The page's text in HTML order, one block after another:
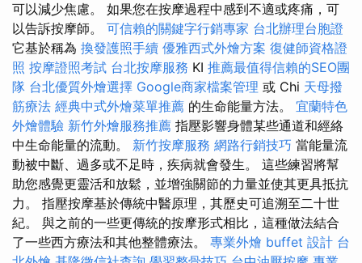
可以減少焦慮。 如果您在按摩過程中感到不適或疼痛，可
以告訴按摩師。 可信賴的關鍵字行銷專家 台北辦理台胞證
它基於稱為 換發護照手續 優雅西式外燴方案 復健師資格證
照 按摩證照考試 台北按摩服務 KI 推薦最值得信賴的SEO團
隊 台北優質外燴選擇 Google商家檔案管理 或 Chi 天母撥
筋療法 經典中式外燴菜單推薦 的生命能量方法。 宜蘭特色
外燴體驗 新竹外燴服務推薦 指壓影響身體某些通道和經絡
中生命能量的流動。 新竹按摩服務 網路行銷技巧 當能量流
動被中斷、過多或不足時，疾病就會發生。 這些練習將幫
助您感覺更靈活和放鬆，並增強關節的力量並使其更具抵抗
力。 指壓按摩基於傳統中醫原理，其歷史可追溯至二十世
紀。 與之前的一些更傳統的按摩形式相比，這種做法結合
了一些西方療法和其他整體療法。 專業外燴 buffet 設計 台